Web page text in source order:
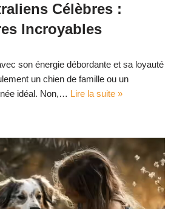
Célèbres :
Incroyables
son énergie débordante et sa loyauté
un chien de famille ou un
idéal. Non,… Lire la suite »